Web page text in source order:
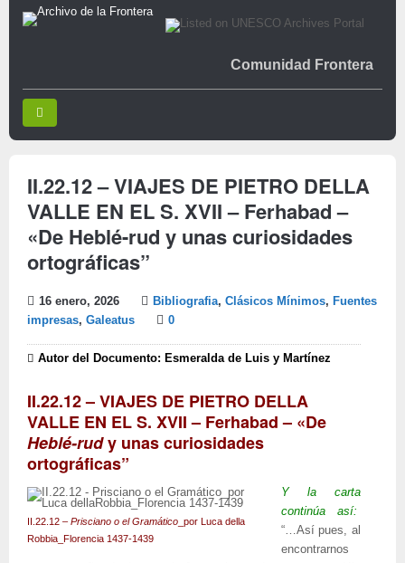
Comunidad Frontera
II.22.12 – VIAJES DE PIETRO DELLA
VALLE EN EL S. XVII – Ferhabad –
«De Heblé-rud y unas curiosidades
ortográficas”
16 enero, 2026 Bibliografia, Clásicos Mínimos, Fuentes
impresas, Galeatus 0
Autor del Documento: Esmeralda de Luis y Martínez
II.22.12 – VIAJES DE PIETRO DELLA
VALLE EN EL S. XVII – Ferhabad – «De
Heblé-rudy unas curiosidades
ortográficas”
II.22.12 – Prisciano o el Gramático _por Luca della
Robbia_Florencia 1437-1439
Y la carta
continúa así:
“…Así pues, al
encontrarnos